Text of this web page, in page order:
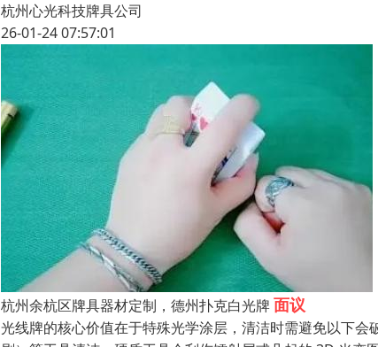
杭州心光科技牌具公司
26-01-24 07:57:01
杭州余杭区牌具器材定制，德州扑克白光牌面议
光线牌的核心价值在于特殊光学涂层，清洁时需避免以下